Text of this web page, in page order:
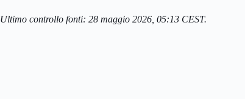
Ultimo controllo fonti: 28 maggio 2026, 05:13 CEST.